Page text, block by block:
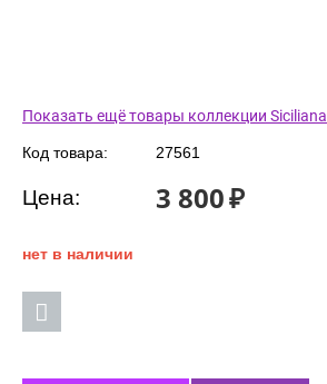
Показать ещё товары коллекции Siciliana
Код товара: 27561
Цена: 3 800₽
нет в наличии